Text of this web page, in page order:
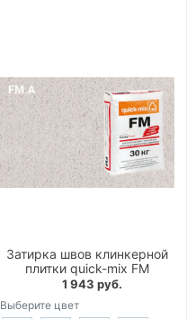
Затирка швов клинкерной
плитки quick-mix FM
1 943 руб.
Выберите цвет